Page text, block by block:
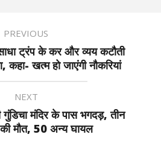
PREVIOUS
ट्रंप के कर और व्यय कटौती
कहा- खत्म हो जाएंगी नौकरियां
NEXT
मंदिर के पास भगदड़, तीन
मौत, 50 अन्य घायल